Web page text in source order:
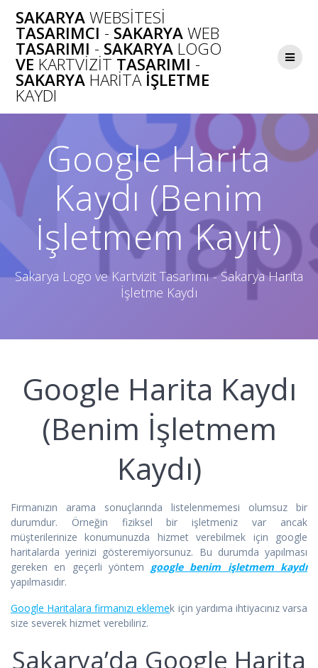
Skip
to
content
SAKARYAWEBSITESI
TASARIMCI - SAKARYAWEB
TASARIMI - SAKARYA LOGO
VE KARTVIZIT TASARIMI -
SAKARYA HARITAİŞLETME
KAYDI
Google Harita
Kaydı (Benim
İşletmem Kayıt)
Sakarya Logo ve Kartvizit Tasarımı - Sakarya Harita
İşletme Kaydı
Google Harita Kaydı
(Benim İşletmem
Kaydı)
Firmanızın arama sonuçlarında listelenmemesi olumsuz bir
durumdur. Örneğin fiziksel bir işletmeniz var ancak
müşterilerinize konumunuzda hizmet verebilmek için google
haritalarda yerinizi gösteremiyorsunuz. Bu durumda yapılması
gereken en geçerli yöntem google benim işletmem kaydı
yapılmasıdır.
Google Haritalara firmanızı eklemek için yardıma ihtiyacınız varsa
size severek hizmet verebiliriz.
Sakarya’da Google Harita